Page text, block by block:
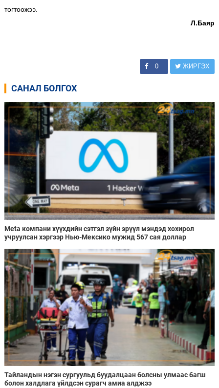
тогтоожээ.
Л.Баяр
0 ЖИРГЭХ
САНАЛ БОЛГОХ
Meta компани хүүхдийн сэтгэл зүйн эрүүл мэндэд хохирол
учруулсан хэргээр Нью-Мексико мужид 567 сая доллар
Тайландын нэгэн сургуульд буудалцаан болсны улмаас багш
болон халдлага үйлдсэн сурагч амиа алджээ